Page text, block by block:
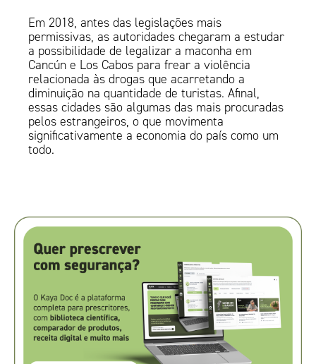
Em 2018, antes das legislações mais
permissivas, as autoridades chegaram a estudar
a possibilidade de legalizar a maconha em
Cancún e Los Cabos para frear a violência
relacionada às drogas que acarretando a
diminuição na quantidade de turistas. Afinal,
essas cidades são algumas das mais procuradas
pelos estrangeiros, o que movimenta
significativamente a economia do país como um
todo.